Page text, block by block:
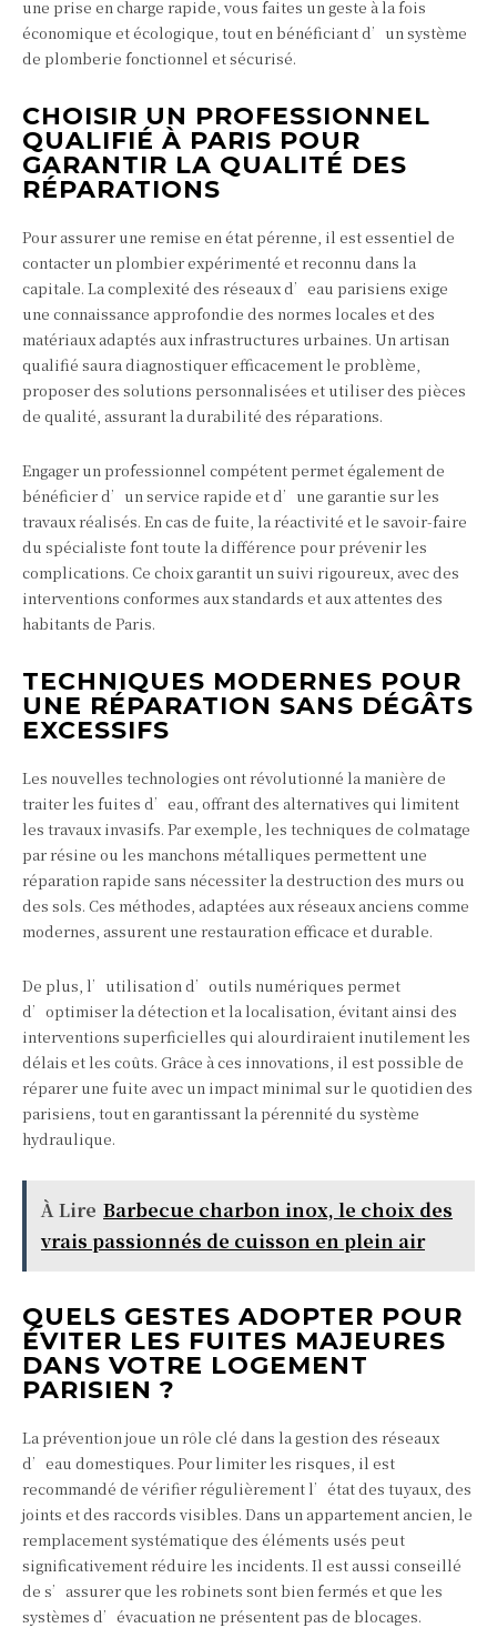
une prise en charge rapide, vous faites un geste à la fois
économique et écologique, tout en bénéficiant d’un système
de plomberie fonctionnel et sécurisé.
CHOISIR UN PROFESSIONNEL
QUALIFIÉ À PARIS POUR
GARANTIR LA QUALITÉ DES
RÉPARATIONS
Pour assurer une remise en état pérenne, il est essentiel de
contacter un plombier expérimenté et reconnu dans la
capitale. La complexité des réseaux d’eau parisiens exige
une connaissance approfondie des normes locales et des
matériaux adaptés aux infrastructures urbaines. Un artisan
qualifié saura diagnostiquer efficacement le problème,
proposer des solutions personnalisées et utiliser des pièces
de qualité, assurant la durabilité des réparations.
Engager un professionnel compétent permet également de
bénéficier d’un service rapide et d’une garantie sur les
travaux réalisés. En cas de fuite, la réactivité et le savoir-faire
du spécialiste font toute la différence pour prévenir les
complications. Ce choix garantit un suivi rigoureux, avec des
interventions conformes aux standards et aux attentes des
habitants de Paris.
TECHNIQUES MODERNES POUR
UNE RÉPARATION SANS DÉGÂTS
EXCESSIFS
Les nouvelles technologies ont révolutionné la manière de
traiter les fuites d’eau, offrant des alternatives qui limitent
les travaux invasifs. Par exemple, les techniques de colmatage
par résine ou les manchons métalliques permettent une
réparation rapide sans nécessiter la destruction des murs ou
des sols. Ces méthodes, adaptées aux réseaux anciens comme
modernes, assurent une restauration efficace et durable.
De plus, l’utilisation d’outils numériques permet
d’optimiser la détection et la localisation, évitant ainsi des
interventions superficielles qui alourdiraient inutilement les
délais et les coûts. Grâce à ces innovations, il est possible de
réparer une fuite avec un impact minimal sur le quotidien des
parisiens, tout en garantissant la pérennité du système
hydraulique.
À Lire Barbecue charbon inox, le choix des
vrais passionnés de cuisson en plein air
QUELS GESTES ADOPTER POUR
ÉVITER LES FUITES MAJEURES
DANS VOTRE LOGEMENT
PARISIEN ?
La prévention joue un rôle clé dans la gestion des réseaux
d’eau domestiques. Pour limiter les risques, il est
recommandé de vérifier régulièrement l’état des tuyaux, des
joints et des raccords visibles. Dans un appartement ancien, le
remplacement systématique des éléments usés peut
significativement réduire les incidents. Il est aussi conseillé
de s’assurer que les robinets sont bien fermés et que les
systèmes d’évacuation ne présentent pas de blocages.